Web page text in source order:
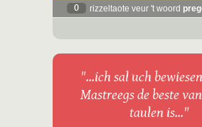
0 rizzeltaote veur 't woord
"...ich sal uch
Mastreegs de beste
taulen is..."